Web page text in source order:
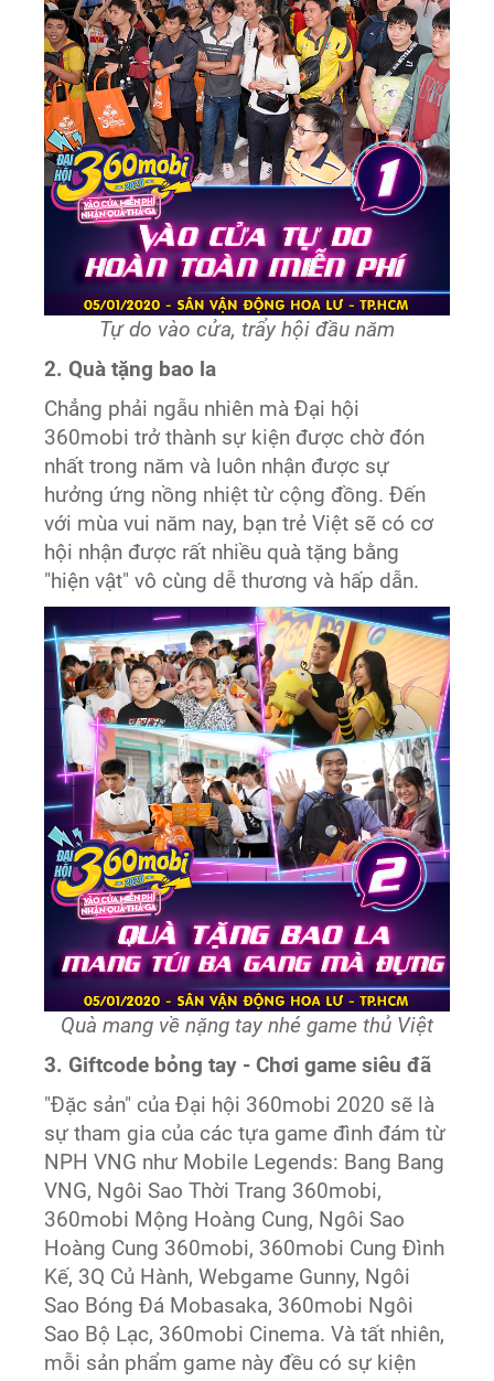
Tự do vào cửa, trẩy hội đầu năm
2. Quà tặng bao la
Chẳng phải ngẫu nhiên mà Đại hội
360mobi trở thành sự kiện được chờ đón
nhất trong năm và luôn nhận được sự
hưởng ứng nồng nhiệt từ cộng đồng. Đến
với mùa vui năm nay, bạn trẻ Việt sẽ có cơ
hội nhận được rất nhiều quà tặng bằng
"hiện vật" vô cùng dễ thương và hấp dẫn.
Quà mang về nặng tay nhé game thủ Việt
3. Giftcode bỏng tay - Chơi game siêu đã
"Đặc sản" của Đại hội 360mobi 2020 sẽ là
sự tham gia của các tựa game đình đám từ
NPH VNG như Mobile Legends: Bang Bang
VNG, Ngôi Sao Thời Trang 360mobi,
360mobi Mộng Hoàng Cung, Ngôi Sao
Hoàng Cung 360mobi, 360mobi Cung Đình
Kế, 3Q Củ Hành, Webgame Gunny, Ngôi
Sao Bóng Đá Mobasaka, 360mobi Ngôi
Sao Bộ Lạc, 360mobi Cinema. Và tất nhiên,
mỗi sản phẩm game này đều có sự kiện